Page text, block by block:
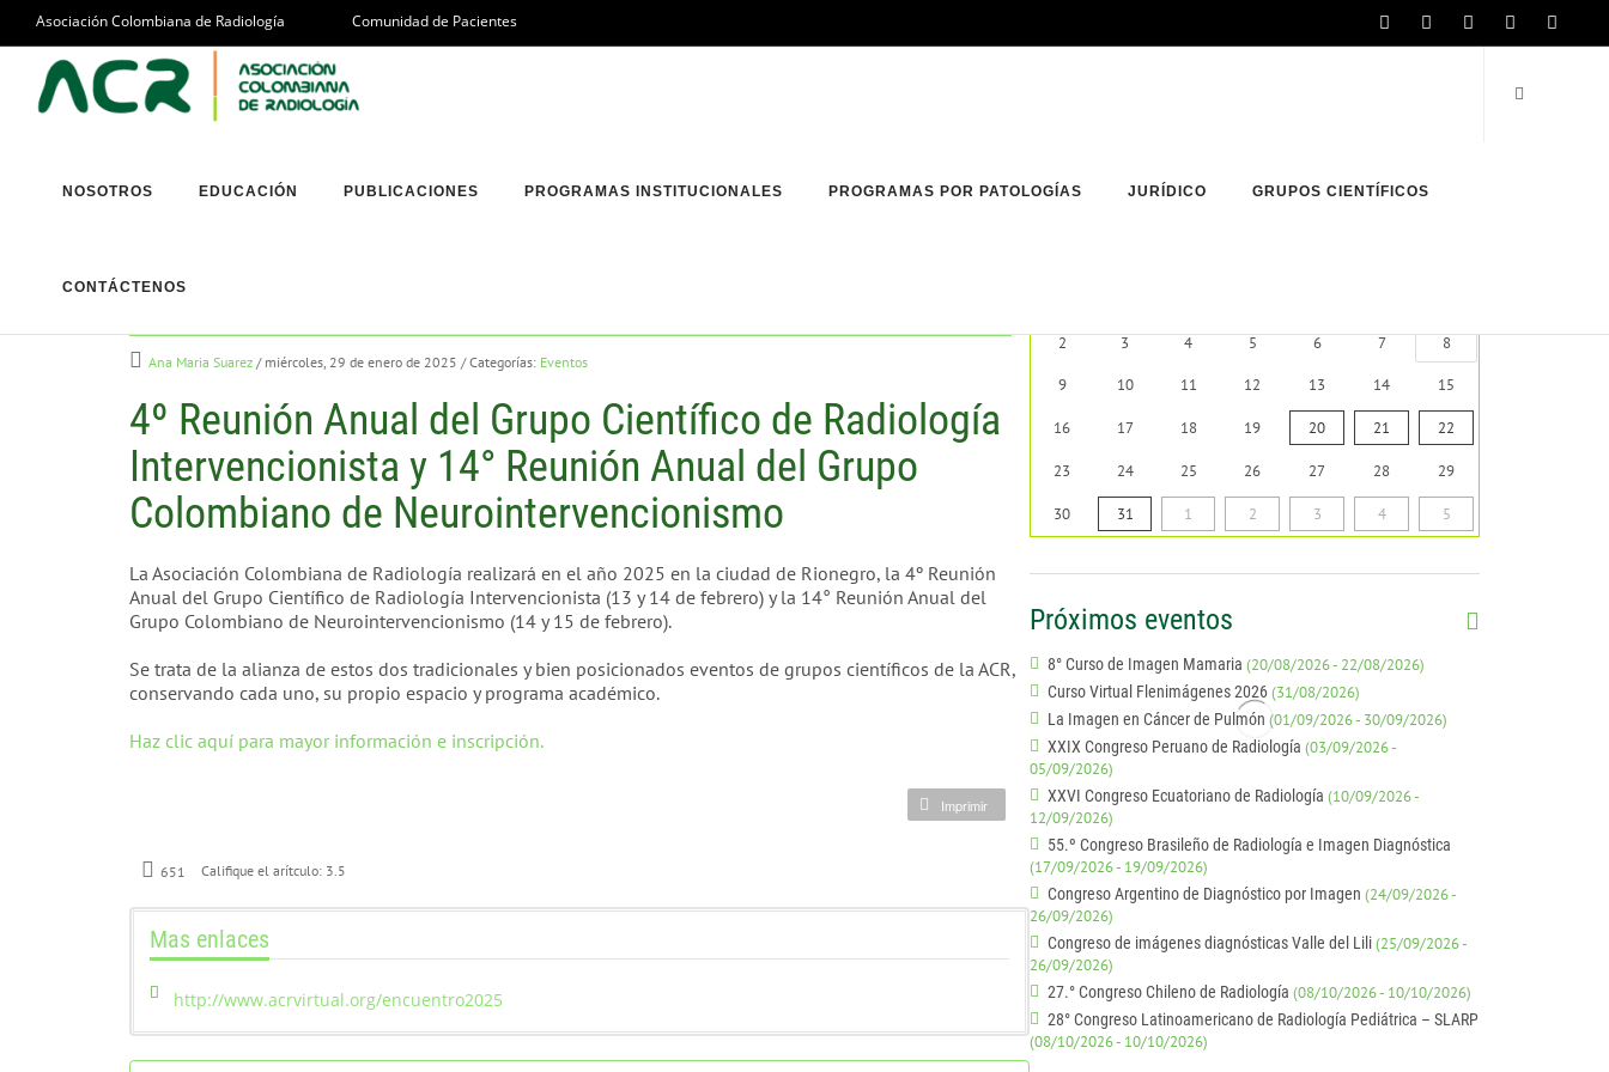
Asociación Colombiana de Radiología Comunidad de Pacientes
NOSOTROS EDUCACIÓN PUBLICACIONES PROGRAMAS INSTITUCIONALES PROGRAMAS POR PATOLOGÍAS JURÍDICO GRUPOS CIENTÍFICOS
CONTÁCTENOS
Ana Maria Suarez / miércoles, 29 de enero de 2025 / Categorías: Eventos
4º Reunión Anual del Grupo Científico de Radiología
Intervencionista y 14° Reunión Anual del Grupo
Colombiano de Neurointervencionismo
La Asociación Colombiana de Radiología realizará en el año 2025 en la ciudad de Rionegro, la 4º Reunión
Anual del Grupo Científico de Radiología Intervencionista (13 y 14 de febrero) y la 14° Reunión Anual del
Grupo Colombiano de Neurointervencionismo (14 y 15 de febrero).
Se trata de la alianza de estos dos tradicionales y bien posicionados eventos de grupos científicos de la ACR,
conservando cada uno, su propio espacio y programa académico.
Haz clic aquí para mayor información e inscripción.
Imprimir
651 Califique el arítculo: 3.5
Mas enlaces
http://www.acrvirtual.org/encuentro2025
AGOSTO DE 2026
2 3 4 5 6 7 8
9 10 11 12 13 14 15
16 17 18 19 20 21 22
23 24 25 26 27 28 29
30 31 1 2 3 4 5
Próximos eventos
8° Curso de Imagen Mamaria (20/08/2026 - 22/08/2026)
Curso Virtual Flenimágenes 2026(31/08/2026)
La Imagen en Cáncer de Pulmón (01/09/2026 - 30/09/2026)
XXIX Congreso Peruano de Radiología (03/09/2026 -
05/09/2026)
XXVI Congreso Ecuatoriano de Radiología (10/09/2026 -
12/09/2026)
55.º Congreso Brasileño de Radiología e Imagen Diagnóstica
(17/09/2026 - 19/09/2026)
Congreso Argentino de Diagnóstico por Imagen (24/09/2026 -
26/09/2026)
Congreso de imágenes diagnósticas Valle del Lili(25/09/2026 -
26/09/2026)
27.° Congreso Chileno de Radiología (08/10/2026 - 10/10/2026)
28° Congreso Latinoamericano de Radiología Pediátrica – SLARP
(08/10/2026 - 10/10/2026)